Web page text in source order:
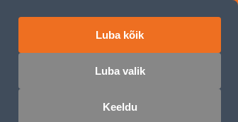
Luba kõik
Luba valik
Keeldu